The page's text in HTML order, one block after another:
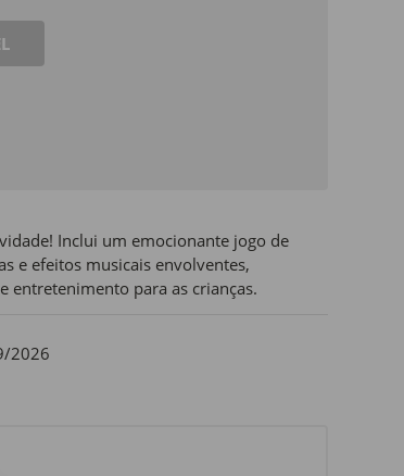
Inclui um emocionante jogo de
e efeitos musicais envolventes,
entretenimento para as crianças.
2026